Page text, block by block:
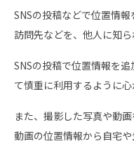
SNSの投稿などで位置情
訪問先などを、他人に知ら
SNSの投稿で位置情報を
て慎重に利用するように心
また、撮影した写真や動
動画の位置情報から自宅